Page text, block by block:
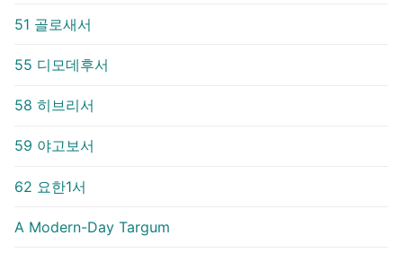
51 골로새서
55 디모데후서
58 히브리서
59 야고보서
62 요한1서
A Modern-Day Targum